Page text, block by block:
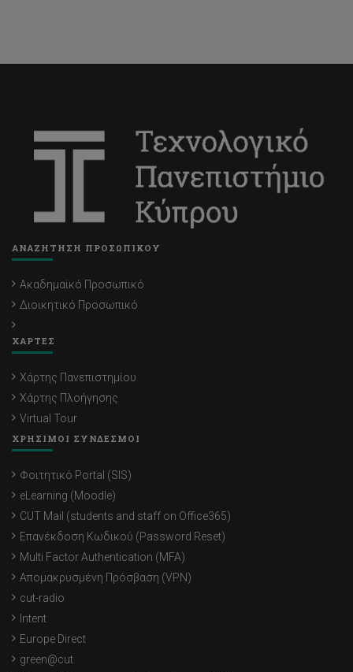
ΑΝΑΖΗΤΗΣΗ ΠΡΟΣΩΠΙΚΟΥ
Ακαδημαϊκό Προσωπικό
Διοικητικό Προσωπικό
ΧΑΡΤΕΣ
Χάρτης Πανεπιστημίου
Χάρτης Πλοήγησης
Virtual Tour
ΧΡΗΣΙΜΟΙ ΣΥΝΔΕΣΜΟΙ
Φοιτητικό Portal (SIS)
eLearning (Moodle)
CUT Mail (students and staff on Office365)
Επανέκδοση Κωδικού (Password Reset)
Multi Factor Authentication (MFA)
Απομακρυσμένη Πρόσβαση (VPN)
cut-radio
Intent
Europe Direct
green@cut